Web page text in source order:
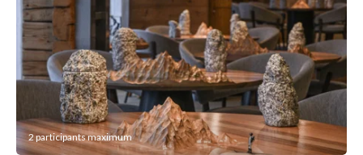
2 participants maximum